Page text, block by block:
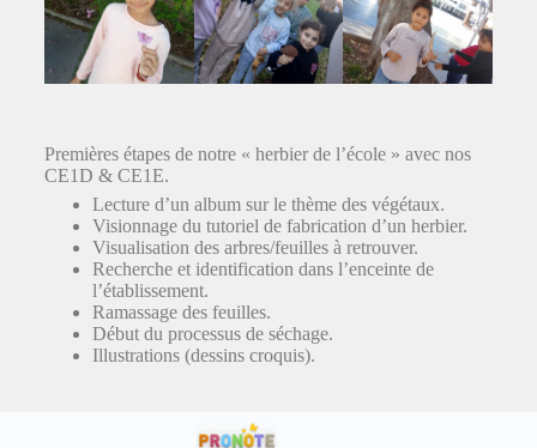
Premières étapes de notre « herbier de l’école » avec nos
CE1D & CE1E.
Lecture d’un album sur le thème des végétaux.
Visionnage du tutoriel de fabrication d’un herbier.
Visualisation des arbres/feuilles à retrouver.
Recherche et identification dans l’enceinte de
l’établissement.
Ramassage des feuilles.
Début du processus de séchage.
Illustrations (dessins croquis).